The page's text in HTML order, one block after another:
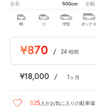
全長 500cm 全幅
軽 コ 中型 ボックス
¥870 / 24 時間
¥18,000 / 1ヶ月
625 人がお気に入りの駐車場